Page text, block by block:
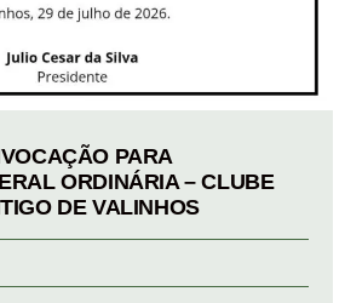
PARA
ORDINÁRIA – CLUBE
DE VALINHOS